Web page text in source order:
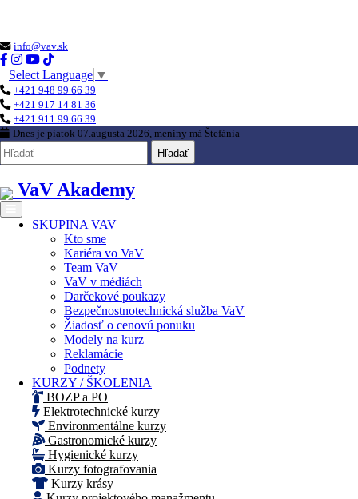
info@vav.sk
Select Language ▼
+421 948 99 66 39
+421 917 14 81 36
+421 911 99 66 39
Dnes je piatok 07.augusta 2026, meniny má Štefánia
Hľadať
VaV Akademy
SKUPINA VAV
Kto sme
Kariéra vo VaV
Team VaV
VaV v médiách
Darčekové poukazy
Bezpečnostnotechnická služba VaV
Žiadosť o cenovú ponuku
Modely na kurz
Reklamácie
Podnety
KURZY / ŠKOLENIA
BOZP a PO
Elektrotechnické kurzy
Environmentálne kurzy
Gastronomické kurzy
Hygienické kurzy
Kurzy fotografovania
Kurzy krásy